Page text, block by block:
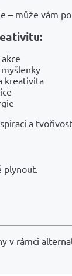
– může vám
kreativita
a tvořivost
plynout.
v rámci